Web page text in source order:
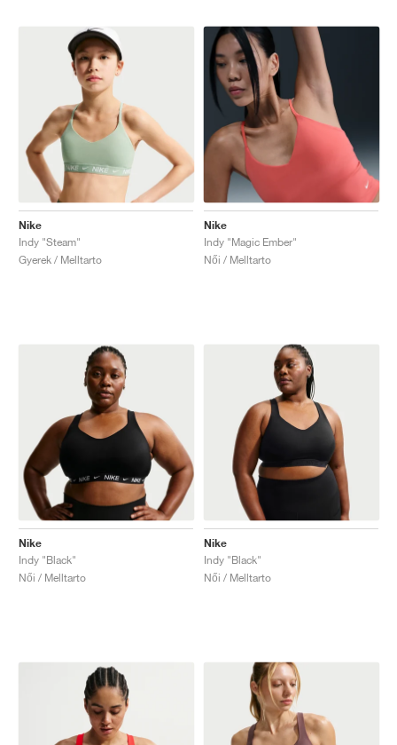
Nike
Indy "Steam"
Gyerek / Melltarto
Nike
Indy "Magic Ember"
Női / Melltarto
Nike
Indy "Black"
Női / Melltarto
Nike
Indy "Black"
Női / Melltarto